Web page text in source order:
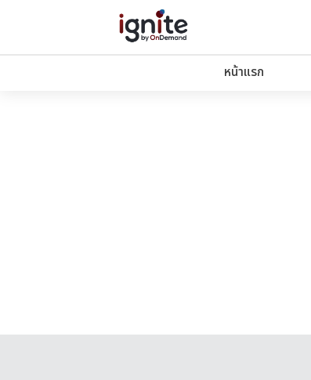
หน้าแรก